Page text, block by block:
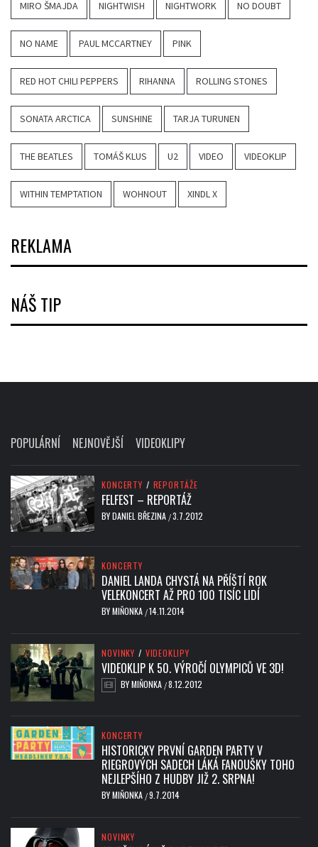
MIRO ŠMAJDA NIGHTWISH NIGHTWORK NO DOUBT
NO NAME PAUL MCCARTNEY PINK
RED HOT CHILI PEPPERS RIHANNA ROLLING STONES
SONATA ARCTICA SUNSHINE TARJA TURUNEN
THE BEATLES TOMÁŠ KLUS U2 VIDEO VIDEOKLIP
WITHIN TEMPTATION WOHNOUT XINDL X
REKLAMA
NÁŠ TIP
POPULÁRNÍ NEJNOVĚJŠÍ VIDEOKLIPY
KONCERTY / REPORTÁŽE
FELFEST – REPORTÁŽ
BYDANIEL BŘEZINA /3.7.2012
KONCERTY
DANIEL LANDA CHYSTÁ NA PŘÍŠTÍ ROK
VELEKONCERT AŽ PRO 100 TISÍC LIDÍ
BYMIŇONKA /14.11.2014
NOVINKY / VIDEOKLIPY
VIDEOKLIP K 50. VÝROČÍ OLYMPICŮ VE 3D!
BYMIŇONKA /8.12.2012
KONCERTY
HISTORICKY PRVNÍ GARDEN PARTY V
RIEGROVÝCH SADECH LÁKÁ FANOUŠKY TOHO
NEJLEPŠÍHO Z HUDBY JIŽ 2. SRPNA!
BYMIŇONKA /9.7.2014
NOVINKY